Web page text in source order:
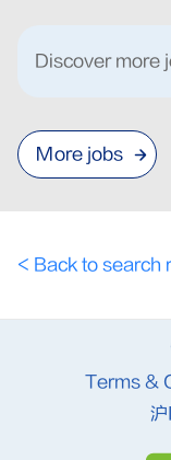
Discover more
More jobs
< Back to search
Terms &